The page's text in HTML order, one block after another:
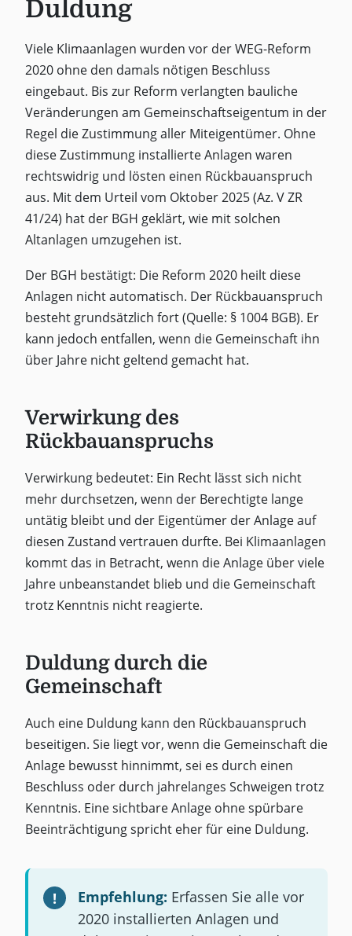
Duldung
Viele Klimaanlagen wurden vor der WEG-Reform
2020 ohne den damals nötigen Beschluss
eingebaut. Bis zur Reform verlangten bauliche
Veränderungen am Gemeinschaftseigentum in der
Regel die Zustimmung aller Miteigentümer. Ohne
diese Zustimmung installierte Anlagen waren
rechtswidrig und lösten einen Rückbauanspruch
aus. Mit dem Urteil vom Oktober 2025 (Az. V ZR
41/24) hat der BGH geklärt, wie mit solchen
Altanlagen umzugehen ist.
Der BGH bestätigt: Die Reform 2020 heilt diese
Anlagen nicht automatisch. Der Rückbauanspruch
besteht grundsätzlich fort (Quelle: § 1004 BGB). Er
kann jedoch entfallen, wenn die Gemeinschaft ihn
über Jahre nicht geltend gemacht hat.
Verwirkung des
Rückbauanspruchs
Verwirkung bedeutet: Ein Recht lässt sich nicht
mehr durchsetzen, wenn der Berechtigte lange
untätig bleibt und der Eigentümer der Anlage auf
diesen Zustand vertrauen durfte. Bei Klimaanlagen
kommt das in Betracht, wenn die Anlage über viele
Jahre unbeanstandet blieb und die Gemeinschaft
trotz Kenntnis nicht reagierte.
Duldung durch die
Gemeinschaft
Auch eine Duldung kann den Rückbauanspruch
beseitigen. Sie liegt vor, wenn die Gemeinschaft die
Anlage bewusst hinnimmt, sei es durch einen
Beschluss oder durch jahrelanges Schweigen trotz
Kenntnis. Eine sichtbare Anlage ohne spürbare
Beeinträchtigung spricht eher für eine Duldung.
Empfehlung: Erfassen Sie alle vor
2020 installierten Anlagen und